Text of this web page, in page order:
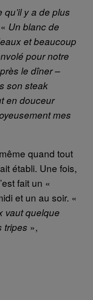
qu’il y a de plus
Un blanc de
et beaucoup
pour notre
le dîner –
son steak
en douceur
mes
quand tout
établi. Une fois,
fait un «
et un au soir. «
vaut quelque
tripes »,